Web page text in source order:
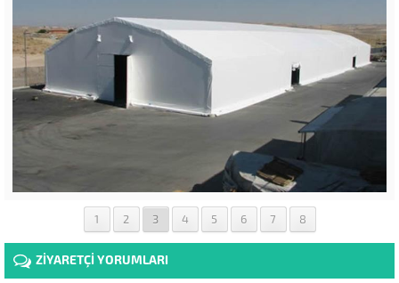
1 2 3 4 5 6 7 8
ZİYARETÇİ YORUMLARI